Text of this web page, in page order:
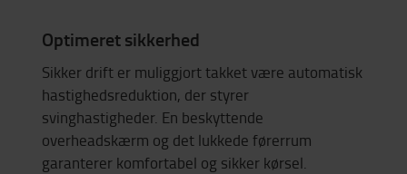
Optimeret sikkerhed
Sikker drift er muliggjorttakket være automatisk
hastighedsreduktion, der styrer
svinghastigheder. En beskyttende
overheadskærm og det lukkede førerrum
garanterer komfortabel og sikker kørsel.